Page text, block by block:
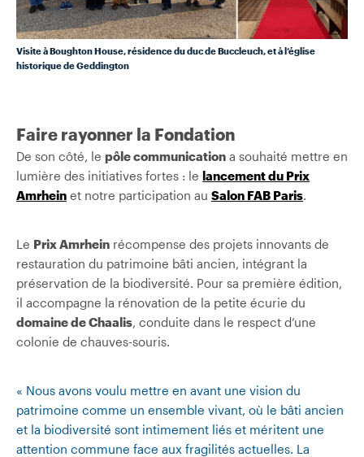
Visite à Boughton House, résidence du duc de Buccleuch, et à l’église
historique de Geddington
Faire rayonner la Fondation
De son côté, le pôle communication a souhaité mettre en
lumière des initiatives fortes : le lancement du Prix
Amrhein et notre participation au Salon FAB Paris.
Le Prix Amrhein récompense des projets innovants de
restauration du patrimoine bâti ancien, intégrant la
préservation de la biodiversité. Pour sa première édition,
il accompagne la rénovation de la petite écurie du
domaine de Chaalis, conduite dans le respect d’une
colonie de chauves-souris.
« Nous avons voulu mettre en avant une vision du
patrimoine comme un ensemble vivant, où le bâti ancien
et la biodiversité sont intimement liés et méritent une
attention commune face aux fragilités actuelles. La